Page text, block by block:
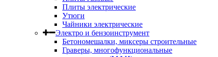
Плиты электрические
Утюги
Чайники электрические
Электро и бензоинструмент
Бетономешалки, миксеры строительные
Граверы, многофункциональные